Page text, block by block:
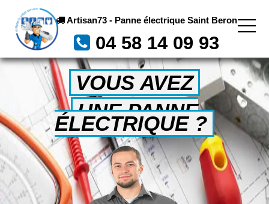
Artisan73 - Panne électrique Saint Beron
04 58 14 09 93
VOUS AVEZ
UNE PANNE
ÉLECTRIQUE ?